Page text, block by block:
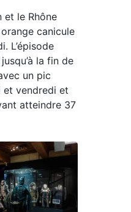
et le Rhône
canicule
L’épisode
la fin de
un pic
et vendredi et
atteindre 37